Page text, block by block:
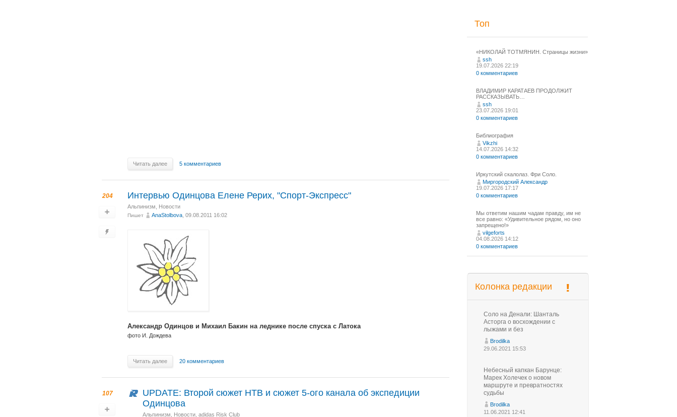
Читать далее 5 комментариев
204 Интервью Одинцова Елене Рерих, "Спорт-Экспресс"
Альпинизм Новости
Пишет AnaStolbova , 09.08.2011 16:02
Александр Одинцов и Михаил Бакин на леднике после спуска с Латока
фото И. Дождева
Читать далее 20 комментариев
107
UPDATE: Второй сюжет НТВ и сюжет 5-ого канала об экспедиции
Одинцова
Альпинизм Новости adidas Risk Club
Топ
«НИКОЛАЙ ТОТМЯНИН. Страницы жизни»
ssh
19.07.2026 22:19
0 комментариев
ВЛАДИМИР КАРАТАЕВ ПРОДОЛЖИТ
РАССКАЗЫВАТЬ…
ssh
23.07.2026 19:01
0 комментариев
Библиография
Vikzhi
14.07.2026 14:32
0 комментариев
Иркутский скалолаз. Фри Соло.
Миргородский Александр
19.07.2026 17:17
0 комментариев
Мы ответим нашим чадам правду, им не
все равно: «Удивительное рядом, но оно
запрещено!»
vilgeforts
04.08.2026 14:12
0 комментариев
Колонка редакции
Соло на Денали: Шанталь
Асторга о восхождении с
лыжами и без
Brodilka
29.06.2021 15:53
Небесный капкан Барунце:
Марек Холечек о новом
маршруте и превратностях
судьбы
Brodilka
11.06.2021 12:41